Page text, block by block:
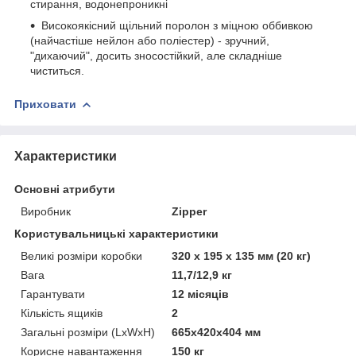
стирання, водонепроникні
Високоякісний щільний поролон з міцною оббивкою
(найчастіше нейлон або поліестер) - зручний,
"дихаючий", досить зносостійкий, але складніше
чиститься.
Приховати
Характеристики
Основні атрибути
Виробник
Zipper
Користувальницькі характеристики
Великі розміри коробки
320 x 195 x 135 мм (20 кг)
Вага
11,7/12,9 кг
Гарантувати
12 місяців
Кількість ящиків
2
Загальні розміри (LxWxH)
665x420x404 мм
Корисне навантаження
150 кг